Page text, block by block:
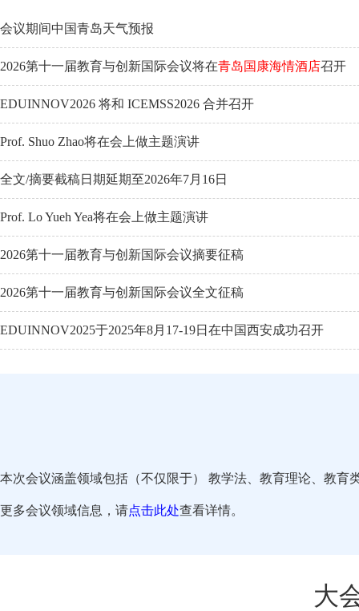
会议期间中国青岛天气预报
2026第十一届教育与创新国际会议将在青岛国康海情酒店召开
EDUINNOV2026 将和 ICEMSS2026 合并召开
Prof. Shuo Zhao将在会上做主题演讲
全文/摘要截稿日期延期至2026年7月16日
Prof. Lo Yueh Yea将在会上做主题演讲
2026第十一届教育与创新国际会议摘要征稿
2026第十一届教育与创新国际会议全文征稿
EDUINNOV2025于2025年8月17-19日在中国西安成功召开
本次会议涵盖领域包括（不仅限于） 教学法、教育理论、教育
更多会议领域信息，请点击此处查看详情。
大